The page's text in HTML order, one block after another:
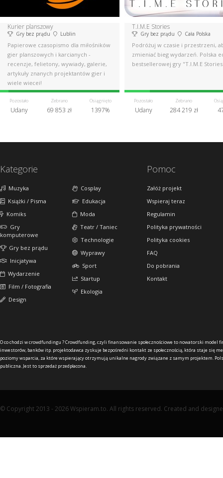
Kurier planszowy
Gry bez prądu Lublin
Papierowe czasopismo dla miłośników
gier planszowych i karcianych -
recenzje, felietony, wywiady, galerie,
artykuły znanych projektantów gier i
wiele więcej!
Pozostało
Udany
Zebrano
69 853 zł
Osiągnięto
1397%
T.I.M.E Stories
Gry bez prądu Cała Polska
Podróżuj w czasie i przestrzeni,
zmieniać bieg wydarzeń. Polska
bestsellerowej gry "T.I.M.E
Pozostało
Udany
Zebrano
284 219 zł
Kategorie
Muzyka
Książki / Pisma
Komiks
Gry
komputerowe
Gry bez prądu
Inicjatywa
Wydarzenie
Film / Fotografia
Design
Cosplay
Edukacja
Moda
Teatr / Taniec
Technologie
Wyprawy
Sport
Startup
Ekologia
Pomoc
Załóż projekt
Wspieraj teraz
Regulamin
Polityka prywatności
Polityka cookies
FAQ
Do pobrania
Kontakt
O co chodzi w crowdfundingu ?Crowdfunding, czyli finansowanie społecznościowe to nowatorski model
inwestorów, banków itp. projektodawca zyskuje bezpośredni kontakt ze społecznością, która staje się
poziomy wsparcia, za które wspierający otrzymują unikalne nagrody związane z samym projektem.
publiczna. Jest to sprzedaż przedpłacona.
© Copyright 2013 - 2026 Wspieram.to. All rights reserved. Created and